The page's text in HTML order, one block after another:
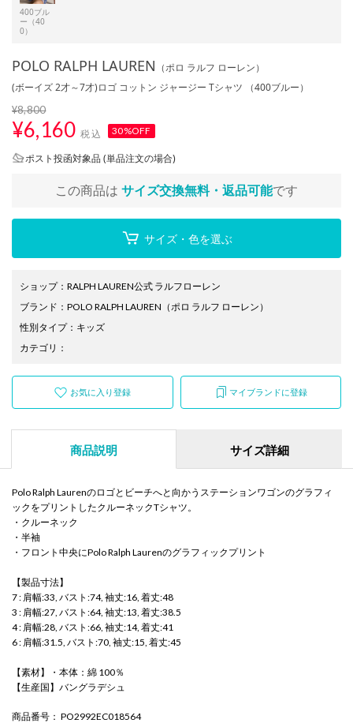
400ブル
ー（40
0）
POLO RALPH LAUREN （ポロ ラルフ ローレン）
(ボーイズ 2才～7才)ロゴ コットン ジャージー Tシャツ （400ブルー）
¥8,800
¥6,160 税込 30%OFF
ポスト投函対象品 (単品注文の場合)
この商品は サイズ交換無料・返品可能です
サイズ・色を選ぶ
ショップ： RALPH LAUREN公式 ラルフローレン
ブランド ： POLO RALPH LAUREN （ポロ ラルフ ローレン）
性別タイプ： キッズ
カテゴリ ：
お気に入り登録 マイブランドに登録
商品説明 サイズ詳細
Polo Ralph Laurenのロゴとビーチへと向かうステーションワゴンのグラフィ
ックをプリントしたクルーネックTシャツ。
・クルーネック
・半袖
・フロント中央にPolo Ralph Laurenのグラフィックプリント
【製品寸法】
7 : 肩幅:33, バスト:74, 袖丈:16, 着丈:48
3 : 肩幅:27, バスト:64, 袖丈:13, 着丈:38.5
4 : 肩幅:28, バスト:66, 袖丈:14, 着丈:41
6 : 肩幅:31.5, バスト:70, 袖丈:15, 着丈:45
【素材】・本体：綿 100％
【生産国】バングラデシュ
商品番号 ： PO2992EC018564